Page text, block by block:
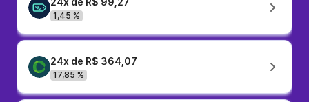
1,45 %
24x de R$ 364,07
17,85 %